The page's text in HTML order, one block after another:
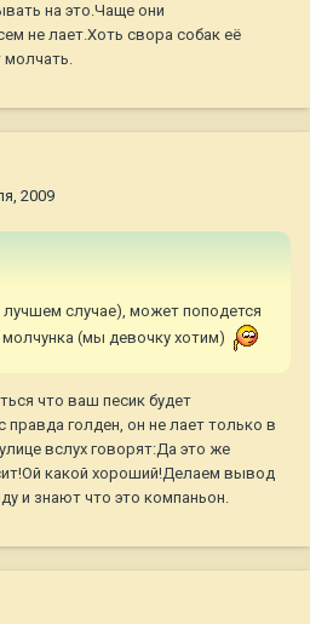
на это.Чаще они
не лает.Хоть свора собак её
молчать.
2009
случае), может поподется
(мы девочку хотим)
что ваш песик будет
правда голден, он не лает только в
вслух говорят:Да это же
какой хороший!Делаем вывод
и знают что это компаньон.